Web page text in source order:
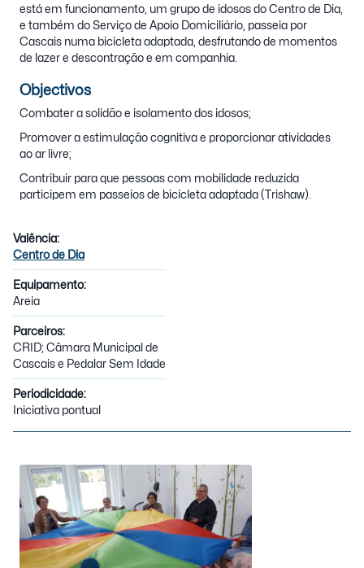
está em funcionamento, um grupo de idosos do Centro de Dia,
e também do Serviço de Apoio Domiciliário, passeia por
Cascais numa bicicleta adaptada, desfrutando de momentos
de lazer e descontração e em companhia.
Objectivos
Combater a solidão e isolamento dos idosos;
Promover a estimulação cognitiva e proporcionar atividades
ao ar livre;
Contribuir para que pessoas com mobilidade reduzida
participem em passeios de bicicleta adaptada (Trishaw).
Valência:
Centro de Dia
Equipamento:
Areia
Parceiros:
CRID; Câmara Municipal de
Cascais e Pedalar Sem Idade
Periodicidade:
Iniciativa pontual